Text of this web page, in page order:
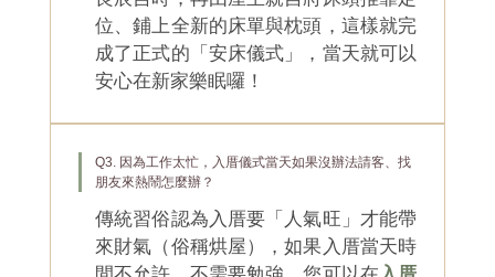
位、鋪上全新的床單與枕頭，這樣就完
成了正式的「安床儀式」，當天就可以
安心在新家樂眠囉！
Q3. 因為工作太忙，入厝儀式當天如果沒辦法請客、找
朋友來熱鬧怎麼辦？
傳統習俗認為入厝要「人氣旺」才能帶
來財氣（俗稱烘屋），如果入厝當天時